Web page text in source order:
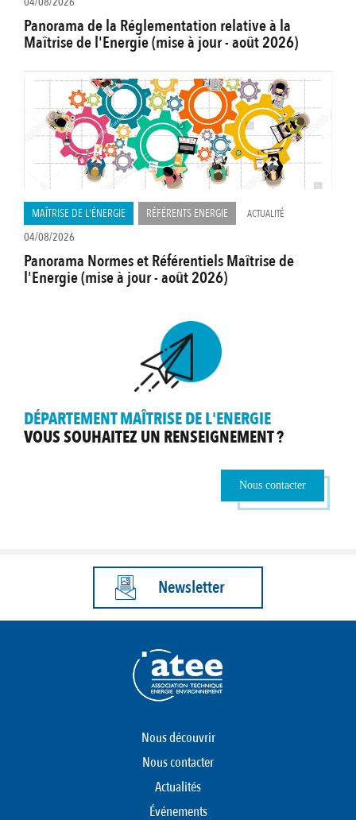
Panorama de la Réglementation relative à la
Maîtrise de l'Energie (mise à jour - août 2026)
MAÎTRISE DE L'ÉNERGIE RÉFÉRENTS ENERGIE ACTUALITÉ
04/08/2026
Panorama Normes et Référentiels Maîtrise de
l'Energie (mise à jour - août 2026)
DÉPARTEMENT MAÎTRISE DE L'ENERGIE
VOUS SOUHAITEZ UN RENSEIGNEMENT ?
Nous contacter
Newsletter
Nous découvrir
Nous contacter
Actualités
Événements